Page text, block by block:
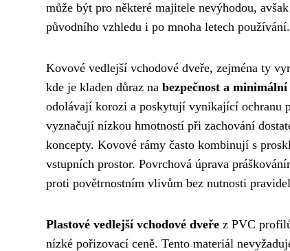
může být pro některé majitele nevýhodou,
původního vzhledu i po mnoha letech používání.
Kovové vedlejší vchodové dveře, zejména ty
kde je kladen důraz na bezpečnost a
odolávají korozi a poskytují vynikající ochranu
vyznačují nízkou hmotností při zachování
koncepty. Kovové rámy často kombinují s
vstupních prostor. Povrchová úprava
proti povětrnostním vlivům bez nutnosti
Plastové vedlejší vchodové dveře z PVC
nízké pořizovací ceně. Tento materiál